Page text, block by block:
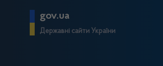
gov.ua
Державні сайти України